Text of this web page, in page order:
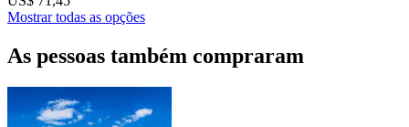
Mostrar todas as opções
As pessoas também compraram